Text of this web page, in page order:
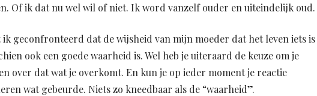
Of ik dat nu wel wil of niet. Ik word vanzelf ouder en uiteindelijk oud.
geconfronteerd dat de wijsheid van mijn moeder dat het leven iets is
ook een goede waarheid is. Wel heb je uiteraard de keuze om je
over dat wat je overkomt. En kun je op ieder moment je reactie
wat gebeurde. Niets zo kneedbaar als de “waarheid”.